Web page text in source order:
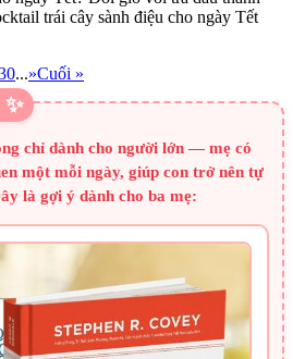
trái cây sành điệu cho ngày Tết
...»Cuối »
chỉ dành cho người lớn — mẹ có
một mỗi ngày, giúp con trở nên tự
là gợi ý dành cho ba mẹ: